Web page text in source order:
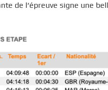
de l’épreuve signe une